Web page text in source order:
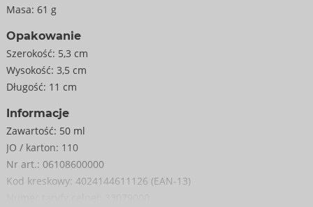
Masa: 61 g
Opakowanie
Szerokość: 5,3 cm
Wysokość: 3,5 cm
Długość: 11 cm
Informacje
Zawartość: 50 ml
JO / karton: 110
Nr art.: 06108600000
Kod kreskowy: 4024144611126 (EAN-13)